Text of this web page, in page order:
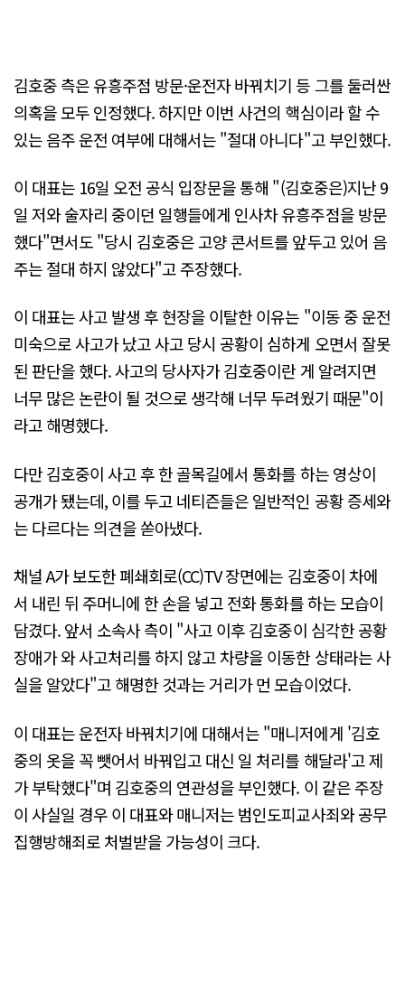
김호중 측은 유흥주점 방문·운전자 바꿔치기 등 그를 둘러싼
의혹을 모두 인정했다. 하지만 이번 사건의 핵심이라 할 수
있는 음주 운전 여부에 대해서는 "절대 아니다"고 부인했다.
이 대표는 16일 오전 공식 입장문을 통해 "(김호중은)지난 9
일 저와 술자리 중이던 일행들에게 인사차 유흥주점을 방문
했다"면서도 "당시 김호중은 고양 콘서트를 앞두고 있어 음
주는 절대 하지 않았다"고 주장했다.
이 대표는 사고 발생 후 현장을 이탈한 이유는 "이동 중 운전
미숙으로 사고가 났고 사고 당시 공황이 심하게 오면서 잘못
된 판단을 했다. 사고의 당사자가 김호중이란 게 알려지면
너무 많은 논란이 될 것으로 생각해 너무 두려웠기 때문"이
라고 해명했다.
다만 김호중이 사고 후 한 골목길에서 통화를 하는 영상이
공개가 됐는데, 이를 두고 네티즌들은 일반적인 공황 증세와
는 다르다는 의견을 쏟아냈다.
채널 A가 보도한 폐쇄회로(CC)TV 장면에는 김호중이 차에
서 내린 뒤 주머니에 한 손을 넣고 전화 통화를 하는 모습이
담겼다. 앞서 소속사 측이 "사고 이후 김호중이 심각한 공황
장애가 와 사고처리를 하지 않고 차량을 이동한 상태라는 사
실을 알았다"고 해명한 것과는 거리가 먼 모습이었다.
이 대표는 운전자 바꿔치기에 대해서는 "매니저에게 '김호
중의 옷을 꼭 뺏어서 바꿔입고 대신 일 처리를 해달라'고 제
가 부탁했다"며 김호중의 연관성을 부인했다. 이 같은 주장
이 사실일 경우 이 대표와 매니저는 범인도피교사죄와 공무
집행방해죄로 처벌받을 가능성이 크다.